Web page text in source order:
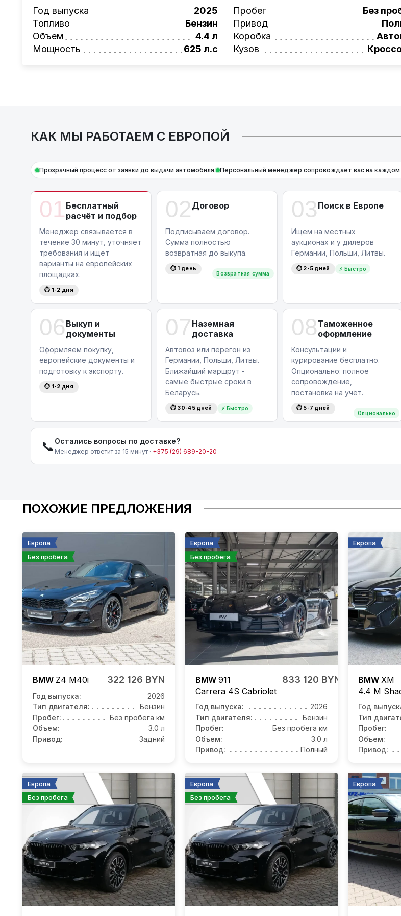
Также, для граждан РБ действует
лизинговая программа на НОВЫЕ
Условия и подробности можно узнать по номеру:+375 (29) 623-82-58
AutoCapital
– просто доверьте работу профессионалам!
Год выпуска
2025
Топливо
Бензин
Объем
4.4 л
Мощность
625 л.с
Пробег
Без
Привод
Коробка
Кузов
КАК МЫ РАБОТАЕМ С ЕВРОПОЙ
Прозрачный процесс от заявки до выдачи автомобиля. Персональный менеджер сопровождает вас на каждом
01 Бесплатный
расчёт и подбор
Менеджер связывается в
течение 30 минут, уточняет
требования и ищет
варианты на европейских
площадках.
⏱ 1-2 дня
02 Договор
Возвратная сумма
Подписываем договор.
Сумма полностью
возвратная до выкупа.
⏱ 1 день
03 Поиск в Европе
Ищем на местных
аукционах и у дилеров
Германии, Польши, Литвы.
⏱ 2-5 дней ⚡ Быстро
06 Выкуп и
документы
Оформляем покупку,
европейские документы и
подготовку к экспорту.
⏱ 1-2 дня
07 Наземная
доставка
Автовоз или перегон из
Германии, Польши, Литвы.
Ближайший маршрут -
самые быстрые сроки в
Беларусь.
⏱ 30-45 дней ⚡ Быстро
08 Таможенное
оформление
Опционально
Консультации и
курирование бесплатно.
Опционально: полное
сопровождение,
постановка на учёт.
⏱ 5-7 дней
📞 Остались вопросы по доставке?
Менеджер ответит за 15 минут · +375 (29) 689-20-20
ПОХОЖИЕ ПРЕДЛОЖЕНИЯ
Европа
Без пробега
BMW Z4 M40i 322 126 BYN
Год выпуска:
2026
Тип двигателя:
Бензин
Пробег:
Без пробега км
Объем:
3.0 л
Привод:
Задний
Европа
Без пробега
BMW 911
Carrera 4S Cabriolet
833 120 BYN
Год выпуска:
2026
Тип двигателя:
Бензин
Пробег:
Без пробега км
Объем:
3.0 л
Привод:
Полный
Европа
BMW XM
4.4 M
Год
Тип
Пробег:
Объем:
Привод:
Европа
Без пробега
Европа
Без пробега
Европа